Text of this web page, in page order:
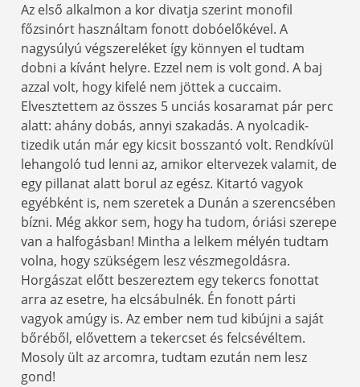
Az első alkalmon a kor divatja szerint monofil
főzsinórt használtam fonott dobóelőkével. A
nagysúlyú végszereléket így könnyen el tudtam
dobni a kívánt helyre. Ezzel nem is volt gond. A baj
azzal volt, hogy kifelé nem jöttek a cuccaim.
Elvesztettem az összes 5 unciás kosaramat pár perc
alatt: ahány dobás, annyi szakadás. A nyolcadik-
tizedik után már egy kicsit bosszantó volt. Rendkívül
lehangoló tud lenni az, amikor eltervezek valamit, de
egy pillanat alatt borul az egész. Kitartó vagyok
egyébként is, nem szeretek a Dunán a szerencsében
bízni. Még akkor sem, hogy ha tudom, óriási szerepe
van a halfogásban! Mintha a lelkem mélyén tudtam
volna, hogy szükségem lesz vészmegoldásra.
Horgászat előtt beszereztem egy tekercs fonottat
arra az esetre, ha elcsábulnék. Én fonott párti
vagyok amúgy is. Az ember nem tud kibújni a saját
bőréből, elővettem a tekercset és felcsévéltem.
Mosoly ült az arcomra, tudtam ezután nem lesz
gond!